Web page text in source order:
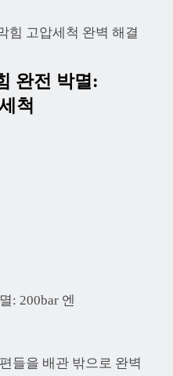
힘 고압세척 완벽 해결
완전 박멸:
척
: 200bar 엔
들을 배관 밖으로 완벽